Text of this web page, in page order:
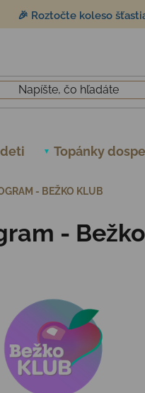
🎉 Roztočte koleso
Topánky
- BEŽKO KLUB
-